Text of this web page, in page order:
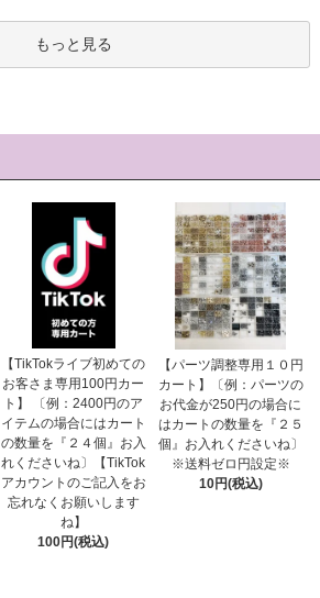
もっと見る
【TikTokライブ初めての
お客さま専用100円カー
ト】 〔例：2400円のア
イテムの場合にはカート
の数量を『２４個』お入
れくださいね〕【TikTok
アカウントのご記入をお
忘れなくお願いします
ね】
100円(税込)
【パーツ調整専用１０円
カート】〔例：パーツの
お代金が250円の場合に
はカートの数量を『２５
個』お入れくださいね〕
※送料ゼロ円設定※
10円(税込)